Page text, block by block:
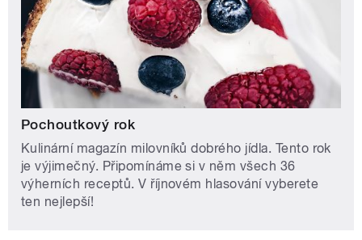
Pochoutkový rok
Kulinární magazín milovníků dobrého jídla. Tento rok
je výjimečný. Připomínáme si v něm všech 36
výherních receptů. V říjnovém hlasování vyberete
ten nejlepší!